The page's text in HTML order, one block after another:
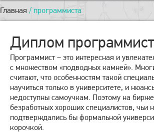
Главная / программиста
Диплом
Программист – это интересная и
с множеством «подводных камней».
считают, что особенностям такой
научиться только в университете, и
недоступны самоучкам. Поэтому на
безработных хороших специалистов, чьи
подтверждались бы формальной
корочкой.